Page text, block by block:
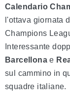
Calendario
l'ottava giornata
Champions
Interessante
Barcellona e
sul cammino in
squadre italiane.